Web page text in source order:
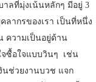
ลที่มุ่งเน้นหลักๆ มีอยู่ 3
ลากรของเรา เป็นที่หนึ่ง
ความเป็นอยู่ด้าน
จซื้อใจแบบวินๆ เช่น
นช่วยงานบวช แจก